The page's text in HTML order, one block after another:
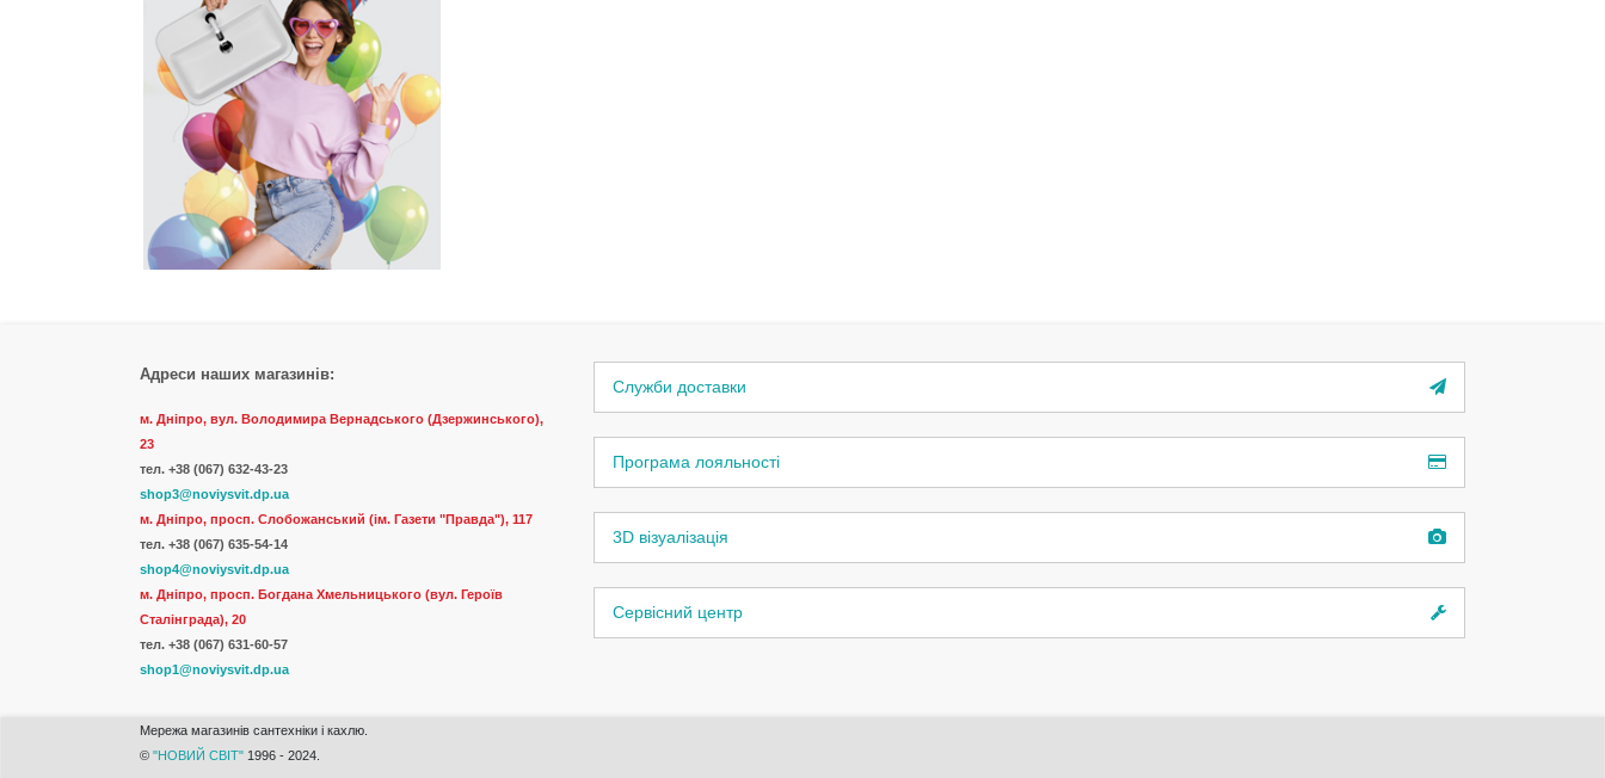
Адреси наших магазинів:
м. Дніпро, вул. Володимира Вернадського (Дзержинського),
23
тел. +38 (067) 632-43-23
shop3@noviysvit.dp.ua
м. Дніпро, просп. Слобожанський (ім. Газети "Правда"), 117
тел. +38 (067) 635-54-14
shop4@noviysvit.dp.ua
м. Дніпро, просп. Богдана Хмельницького (вул. Героїв
Сталінграда), 20
тел. +38 (067) 631-60-57
shop1@noviysvit.dp.ua
Служби доставки
Програма лояльності
3D візуалізація
Сервісний центр
Мережа магазинів сантехніки і кахлю.
© "НОВИЙ СВІТ" 1996 - 2024.